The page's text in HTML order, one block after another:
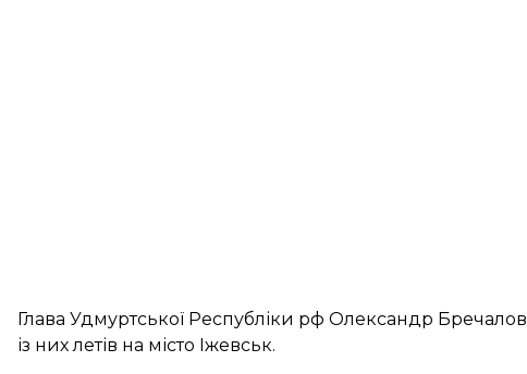
Глава Удмуртської Республіки рф Олександр Бречалов
із них летів на місто Іжевськ.